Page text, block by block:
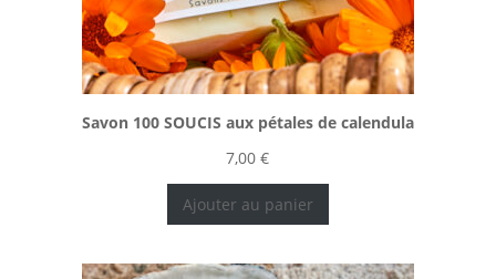
Savon 100 SOUCIS aux pétales de calendula
7,00€
Ajouter au panier